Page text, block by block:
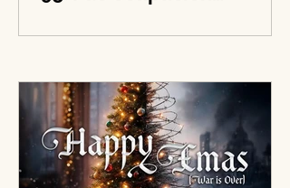
en México tras alcanzar
costera